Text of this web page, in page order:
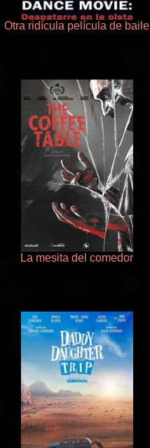
Otra ridícula película de baile
La mesita del comedor